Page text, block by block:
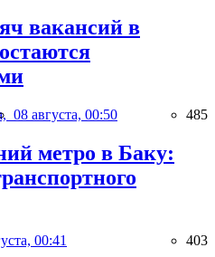
вакансий в
08 августа, 00:50 485
метро в Баку:
00:41 403